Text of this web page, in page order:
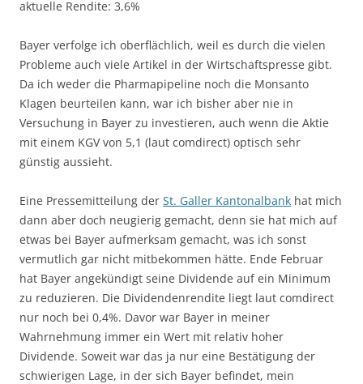
aktuelle Rendite: 3,6%
Bayer verfolge ich oberflächlich, weil es durch die vielen
Probleme auch viele Artikel in der Wirtschaftspresse gibt.
Da ich weder die Pharmapipeline noch die Monsanto
Klagen beurteilen kann, war ich bisher aber nie in
Versuchung in Bayer zu investieren, auch wenn die Aktie
mit einem KGV von 5,1 (laut comdirect) optisch sehr
günstig aussieht.
Eine Pressemitteilung der St. Galler Kantonalbank hat mich
dann aber doch neugierig gemacht, denn sie hat mich auf
etwas bei Bayer aufmerksam gemacht, was ich sonst
vermutlich gar nicht mitbekommen hätte. Ende Februar
hat Bayer angekündigt seine Dividende auf ein Minimum
zu reduzieren. Die Dividendenrendite liegt laut comdirect
nur noch bei 0,4%. Davor war Bayer in meiner
Wahrnehmung immer ein Wert mit relativ hoher
Dividende. Soweit war das ja nur eine Bestätigung der
schwierigen Lage, in der sich Bayer befindet, mein